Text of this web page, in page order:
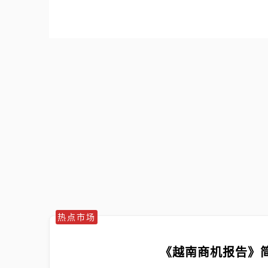
热点市场
《越南商机报告》